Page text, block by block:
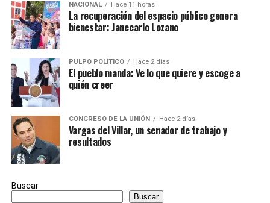
NACIONAL Hace 11 horas
La recuperación del espacio público genera
bienestar: Janecarlo Lozano
PULPO POLÍTICO Hace 2 días
El pueblo manda: Ve lo que quiere y escoge a
quién creer
CONGRESO DE LA UNIÓN Hace 2 días
Vargas del Villar, un senador de trabajo y
resultados
Buscar
Buscar